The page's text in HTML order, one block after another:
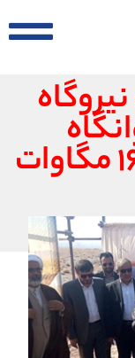
سیرجان به ظرفیت ۱۶۰ مگاوات